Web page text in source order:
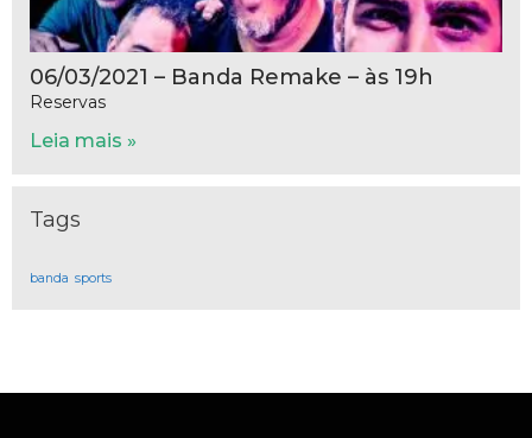
06/03/2021 – Banda Remake – às 19h
Reservas
Leia mais »
Tags
banda sports